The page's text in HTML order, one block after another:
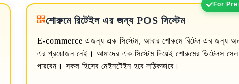
For
শোরুমে রিটেইল এর জন্য POS সিস্টেম
E-commerce এজন্য এক সিস্টেম, আবার শোরুমে রিটেল এর জন্য
এর প্রয়োজন নেই। আমাদের এক সিস্টেম দিয়েই শোরুমের ডিটেলস সেল
পারবেন। সকল হিসেব মেইনটেইন হবে সঠিকভাবে।